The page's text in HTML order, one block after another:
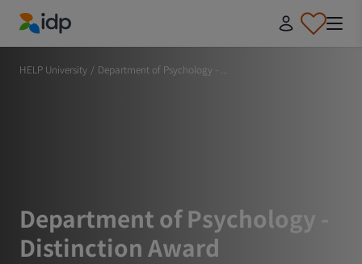
IDP Education
HELP University / Department of Psychology - ...
Department of Psychology -
Distinction Award